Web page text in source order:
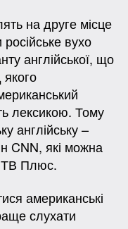
на друге місце
російське вухо
англійської, що
якого
лексикою. Тому
англійську –
CNN, які можна
Плюс.
американські
слухати